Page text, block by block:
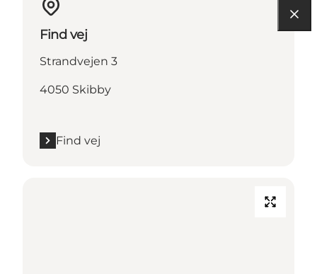
Find vej
Strandvejen 3
4050 Skibby
Find vej